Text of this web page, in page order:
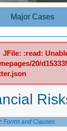
Major Cases
JFile: :read:
20/
Forms and Clauses